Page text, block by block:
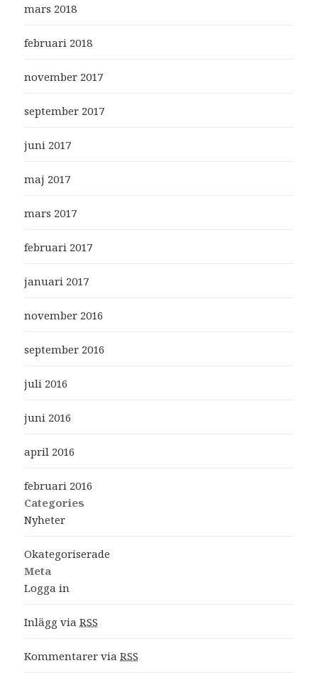
mars 2018
februari 2018
november 2017
september 2017
juni 2017
maj 2017
mars 2017
februari 2017
januari 2017
november 2016
september 2016
juli 2016
juni 2016
april 2016
februari 2016
Categories
Nyheter
Okategoriserade
Meta
Logga in
Inlägg viaRSS
Kommentarer viaRSS